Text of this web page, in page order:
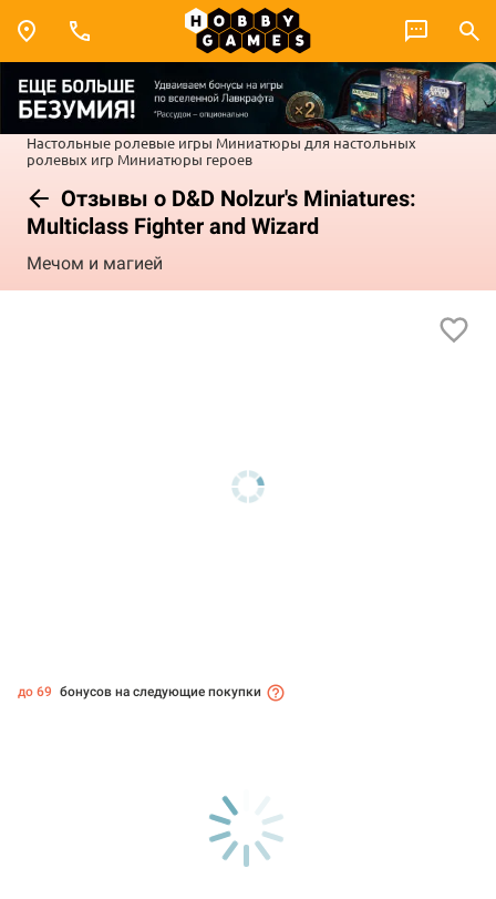
Настольные ролевые игры Миниатюры для настольных
ролевых игр Миниатюры героев
Отзывы о D&D Nolzur's Miniatures:
Multiclass Fighter and Wizard
Мечом и магией
до 69 бонусов на следующие покупки